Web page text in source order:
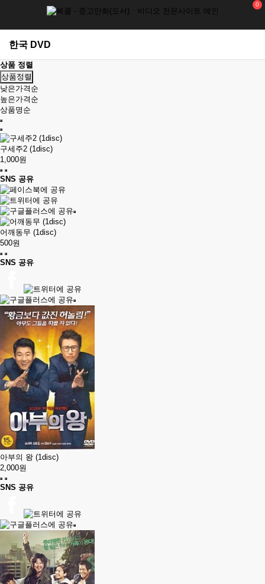
0
한국 DVD
상품 정렬
상품정렬
낮은가격순
높은가격순
상품명순
구세주2 (1disc)
1,000원
SNS 공유
어깨동무 (1disc)
500원
SNS 공유
아부의 왕 (1disc)
2,000원
SNS 공유